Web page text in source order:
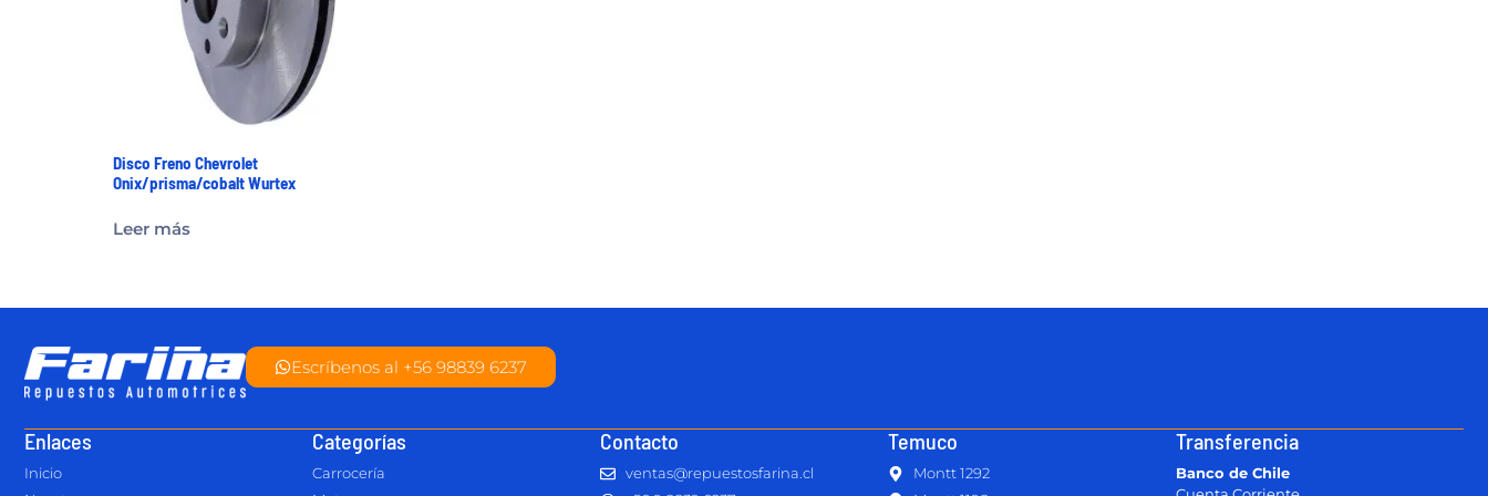
Disco Freno Chevrolet
Onix/prisma/cobalt Wurtex
Leer más
Escríbenos al +56 98839 6237
Enlaces
Inicio
Categorías
Carrocería
Contacto
ventas@repuestosfarina.cl
Temuco
Montt 1292
Transferencia
Banco de Chile